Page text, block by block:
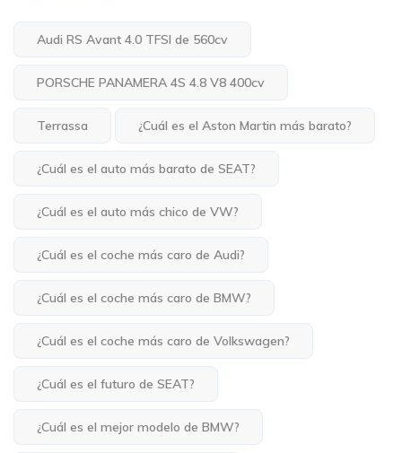
Audi RS Avant 4.0 TFSI de 560cv
PORSCHE PANAMERA 4S 4.8 V8 400cv
Terrassa ¿Cuál es el Aston Martin más barato?
¿Cuál es el auto más barato de SEAT?
¿Cuál es el auto más chico de VW?
¿Cuál es el coche más caro de Audi?
¿Cuál es el coche más caro de BMW?
¿Cuál es el coche más caro de Volkswagen?
¿Cuál es el futuro de SEAT?
¿Cuál es el mejor modelo de BMW?